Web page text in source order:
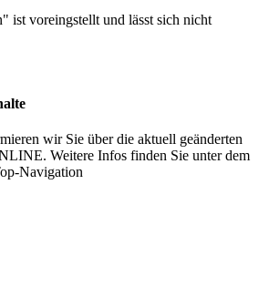
ist voreingstellt und lässt sich nicht
wir Sie über die aktuell geänderten
Weitere Infos finden Sie unter dem
Navigation